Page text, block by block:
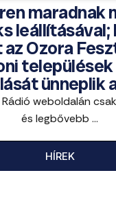
maradnak
Ozora
ünneplik
weboldalán
és legbővebb ...
HÍREK